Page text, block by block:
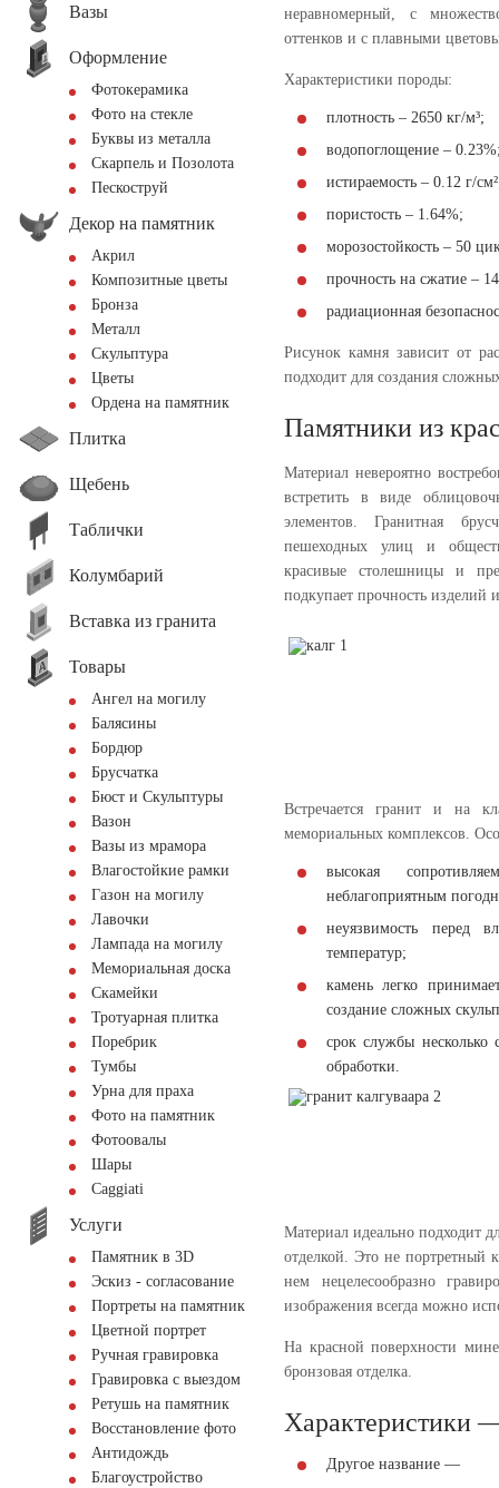
Вазы
Оформление
Фотокерамика
Фото на стекле
Буквы из металла
Скарпель и Позолота
Пескоструй
Декор на памятник
Акрил
Композитные цветы
Бронза
Металл
Скульптура
Цветы
Ордена на памятник
Плитка
Щебень
Таблички
Колумбарий
Вставка из гранита
Товары
Ангел на могилу
Балясины
Бордюр
Брусчатка
Бюст и Скульптуры
Вазон
Вазы из мрамора
Влагостойкие рамки
Газон на могилу
Лавочки
Лампада на могилу
Мемориальная доска
Скамейки
Тротуарная плитка
Поребрик
Тумбы
Урна для праха
Фото на памятник
Фотоовалы
Шары
Сaggiati
Услуги
Памятник в 3D
Эскиз - согласование
Портреты на памятник
Цветной портрет
Ручная гравировка
Гравировка с выездом
Ретушь на памятник
Восстановление фото
Антидождь
Благоустройство
неравномерный, с
оттенков и с плавными
Характеристики породы:
плотность – 2650 кг/м³;
водопоглощение –
истираемость – 0.12 г/
пористость – 1.64%;
морозостойкость – 50
прочность на сжатие –
радиационная
Рисунок камня зависит от
подходит для создания
Памятники из
Материал невероятно
встретить в виде
элементов. Гранитная
пешеходных улиц и
красивые столешницы и
подкупает прочность изделий
Встречается гранит и на
мемориальных комплексов.
высокая
неблагоприятным
неуязвимость перед
температур;
камень легко
создание сложных
срок службы несколько
обработки.
Материал идеально подходит
отделкой. Это не портретный
нем нецелесообразно
изображения всегда можно
На красной поверхности
бронзовая отделка.
Характеристики
Другое название —